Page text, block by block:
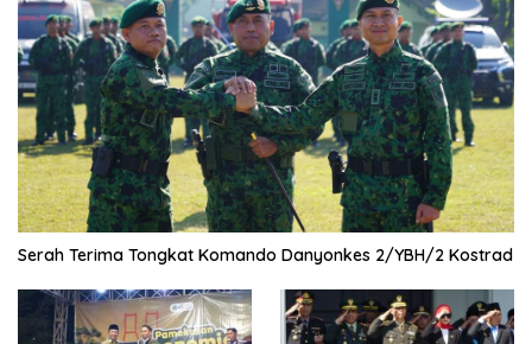
Serah Terima Tongkat Komando Danyonkes 2/YBH/2 Kostrad